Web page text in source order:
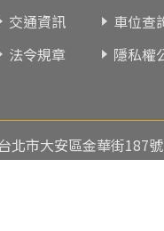
交通資訊
車位查
法令規章
隱私權
北市大安區金華街187號